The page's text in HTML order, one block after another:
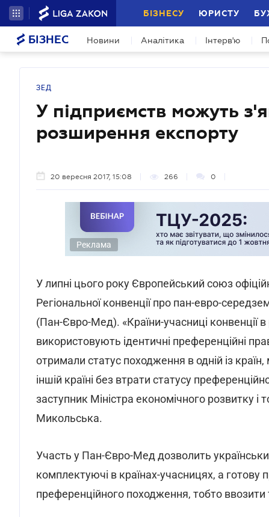
БІЗНЕСУ ЮРИСТУ
БІЗНЕС Новини Аналітика Інтерв'ю
ЗЕД
У підприємств можуть
розширення експорту
20 вересня 2017, 15:08 266 0
Реклама
У липні цього року Європейський союз
Регіональної конвенції про пан-евро-
(Пан-Євро-Мед). «Країни-учасниці конвенції
використовують ідентичні преференційні
отримали статус походження в одній із
іншій країні без втрати статусу
заступник Міністра економічного розвитку і
Микольська.
Участь у Пан-Євро-Мед дозволить
комплектуючі в країнах-учасницях, а готову
преференційного походження, тобто